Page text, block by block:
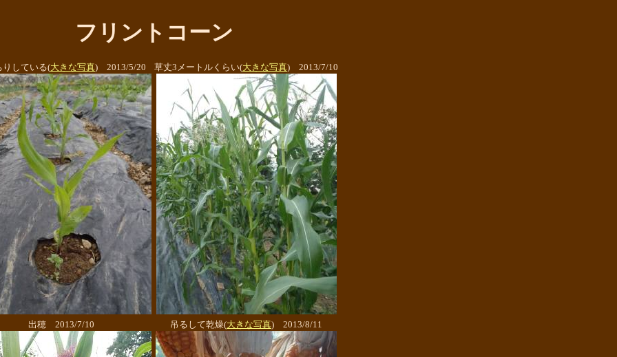
フリントコーン
りしている(大きな写真) 2013/5/20 草丈3メートルくらい(大きな写真) 2013/7/10
出穂 2013/7/10 吊るして乾燥(大きな写真) 2013/8/11